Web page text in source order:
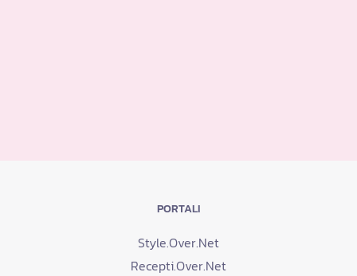
PORTALI
Style.Over.Net
Recepti.Over.Net